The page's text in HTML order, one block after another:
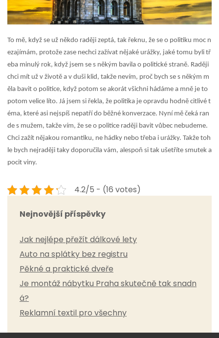
To mě, když se už někdo raději zeptá, tak řeknu, že se o politiku moc n
ezajímám, protože zase nechci zažívat nějaké urážky, jaké tomu byli tř
eba minulý rok, když jsem se s někým bavila o politické straně. Raději
chci mít už v životě a v duši klid, takže nevím, proč bych se s někým m
ěla bavit o politice, když potom se akorát všichni hádáme a mně je to
potom velice líto. Já jsem si řekla, že politika je opravdu hodně citlivé t
éma, které asi nejspíš nepatří do běžné konverzace. Nyní mě čeká ran
de s mužem, takže vím, že se o politice raději bavit vůbec nebudeme.
Chci zažít nějakou romantiku, ne hádky nebo třeba i urážky. Takže toh
le bych nejraději taky doporučila vám, alespoň si tak ušetříte smutek a
pocit viny.
4.2/5 - (16 votes)
Nejnovější příspěvky
Jak nejlépe přežít dálkové lety
Auto na splátky bez registru
Pěkné a praktické dveře
Je montáž nábytku Praha skutečně tak snadn
á?
Reklamní textil pro všechny